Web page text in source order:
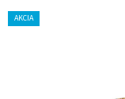
produktu
AKCIA